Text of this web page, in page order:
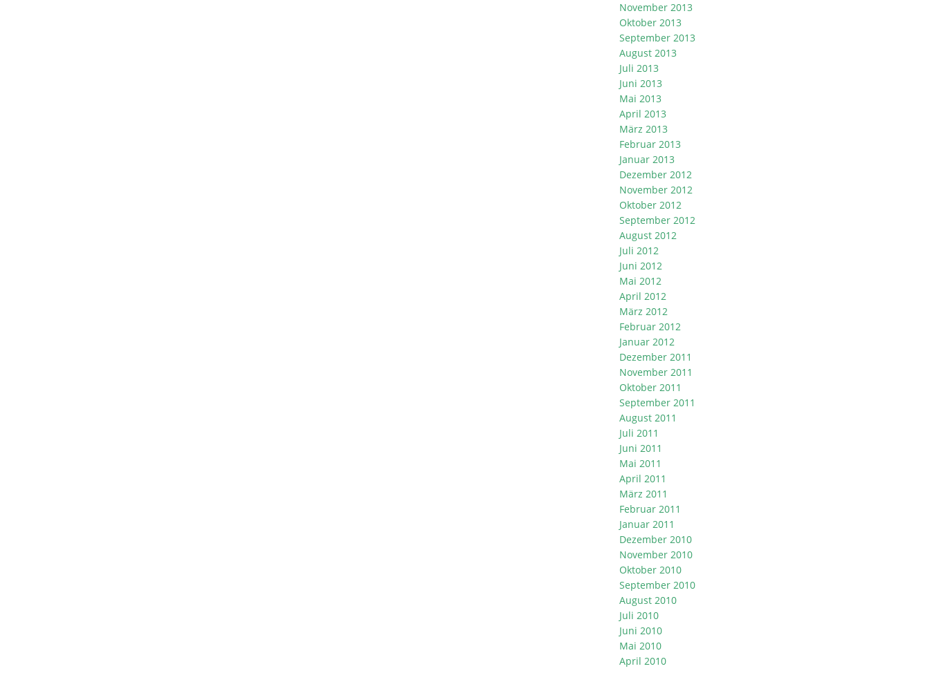
November 2013
Oktober 2013
September 2013
August 2013
Juli 2013
Juni 2013
Mai 2013
April 2013
März 2013
Februar 2013
Januar 2013
Dezember 2012
November 2012
Oktober 2012
September 2012
August 2012
Juli 2012
Juni 2012
Mai 2012
April 2012
März 2012
Februar 2012
Januar 2012
Dezember 2011
November 2011
Oktober 2011
September 2011
August 2011
Juli 2011
Juni 2011
Mai 2011
April 2011
März 2011
Februar 2011
Januar 2011
Dezember 2010
November 2010
Oktober 2010
September 2010
August 2010
Juli 2010
Juni 2010
Mai 2010
April 2010